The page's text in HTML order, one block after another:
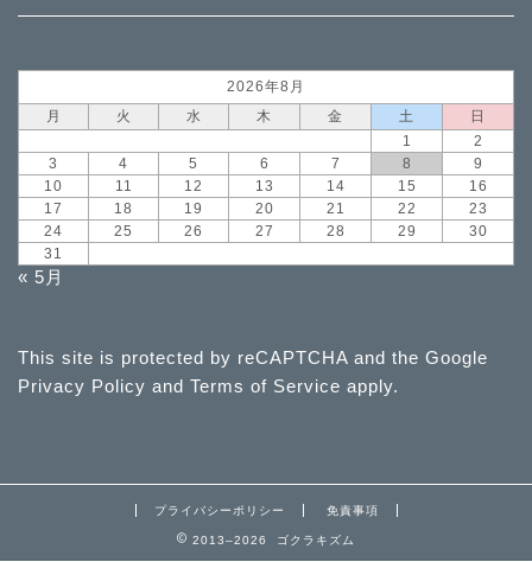
2026年8月
月
火 水 木 金 土
日
1
2
3
4 5 6 7 8
9
10
11 12 13 14 15
16
17
18 19 20 21 22
23
24
25 26 27 28 29
30
31
« 5月
This site is protected by reCAPTCHA and the Google
Privacy Policy and Terms of Service apply.
プライバシーポリシー 免責事項
2013–2026 ゴクラキズム